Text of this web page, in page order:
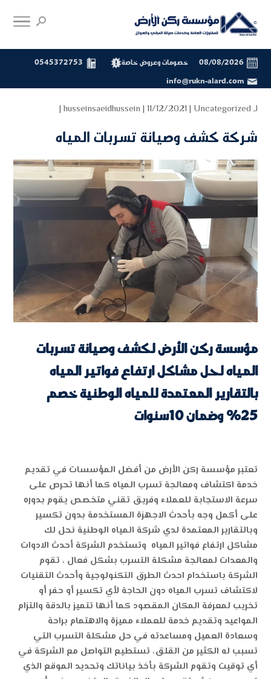
08/08/2026 خصومات وعروض خاصة
0545372753
info@rukn-alard.com
لـ husseinsaeidhussein | 11/12/2021 | Uncategorized
|
شركة كشف وصيانة تسربات المياه
مؤسسة ركن الأرض لكشف وصيانة تسربات
المياه لحل مشاكل ارتفاع فواتير المياه
بالتقارير المعتمدة للمياه الوطنية خصم
25% وضمان 10سنوات
تعتبر مؤسسة ركن الأرض من أفضل المؤسسات في تقديم
خدمة اكتشاف ومعالجة تسرب المياه كما أنها تحرص على
سرعة الاستجابة للعملاء وفريق تقني متخصص يقوم بدوره
على أكمل وجه بأحدث الاجهزة المستخدمة بدون تكسير
وبالتقارير المعتمدة لدي شركة المياه الوطنية نحل لك
مشاكل ارتفاع فواتير المياه وتستخدم الشركة أحدث الادوات
والمعدات لمعالجة مشكلة التسرب بشكل فعال ، تقوم
الشركة باستخدام احدث الطرق التكنولوجية وأحدث التقنيات
لاكتشاف تسرب المياه دون الحاجة لأي تكسير أو حفر أو
تخريب لمعرفة المكان المقصود كما أنها تتميز بالدقة والتزام
المواعيد وتقديم خدمة للعملاء مميزة والاهتمام براحة
وسعادة العميل ومساعدته في حل مشكلة التسرب التي
تسبب له الكثير من القلق، تستطيع التواصل مع الشركة في
أي توقيت وتقوم الشركة بأخذ بياناتك وتحديد الموقع الذي